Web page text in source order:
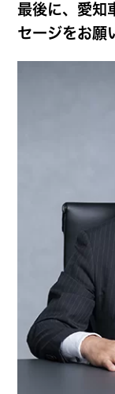
最後に、愛知
セージをお願